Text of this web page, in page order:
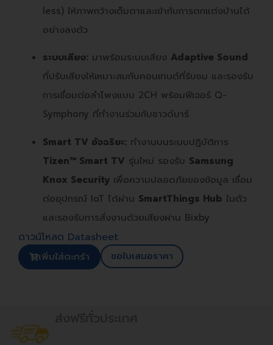
less) ให้ภาพกว้างเต็มตาและเข้ากับการตกแต่งบ้านได้
อย่างลงตัว
ระบบเสียง: มาพร้อมระบบเสียง Adaptive Sound
ที่ปรับเสียงให้เหมาะสมกับคอนเทนต์ที่รับชม และรองรับ
การเชื่อมต่อลำโพงแบบ 2CH พร้อมฟีเจอร์ Q-
Symphony ที่ทำงานร่วมกับซาวด์บาร์
Smart TV อัจฉริยะ: ทำงานบนระบบปฏิบัติการ
Tizen™ Smart TV รุ่นใหม่ รองรับ Samsung
Knox Security เพื่อความปลอดภัยของข้อมูล เชื่อม
ต่ออุปกรณ์ IoT ได้ผ่าน SmartThings Hub ในตัว
และรองรับการสั่งงานด้วยเสียงผ่าน Bixby
ดาวน์โหลด Datasheet
เพิ่มใส่ตะกร้า ขอใบเสนอราคา